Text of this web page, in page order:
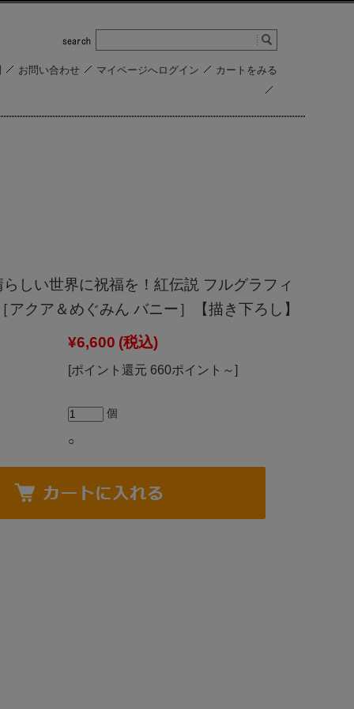
お問い合わせ マイページへログイン カートをみる
しい世界に祝福を！紅伝説 フルグラフィ
アクア＆めぐみん バニー］【描き下ろし】
¥6,600 (税込)
[ポイント還元 660ポイント～]
個
○